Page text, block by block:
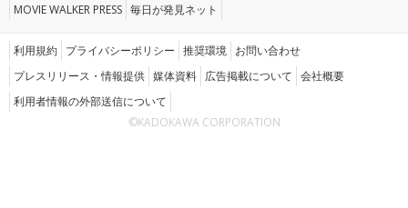
MOVIE WALKER PRESS 毎日が発見ネット
利用規約 プライバシーポリシー 推奨環境 お問い合わせ
プレスリリース・情報提供 媒体資料 広告掲載について 会社概要
利用者情報の外部送信について
©KADOKAWA CORPORATION